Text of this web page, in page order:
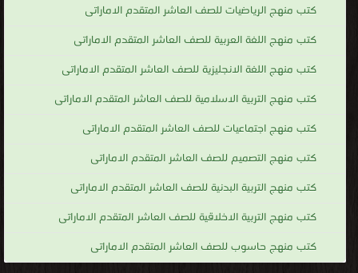
كتب منهج الرياضيات للصف العاشر المتقدم الاماراتى
كتب منهج اللغة العربية للصف العاشر المتقدم الاماراتى
كتب منهج اللغة الانجليزية للصف العاشر المتقدم الاماراتى
كتب منهج التربية الاسلامية للصف العاشر المتقدم الاماراتى
كتب منهج اجتماعيات للصف العاشر المتقدم الاماراتى
كتب منهج التصميم للصف العاشر المتقدم الاماراتى
كتب منهج التربية البدنية للصف العاشر المتقدم الاماراتى
كتب منهج التربية الاخلاقية للصف العاشر المتقدم الاماراتى
كتب منهج حاسوب للصف العاشر المتقدم الاماراتى